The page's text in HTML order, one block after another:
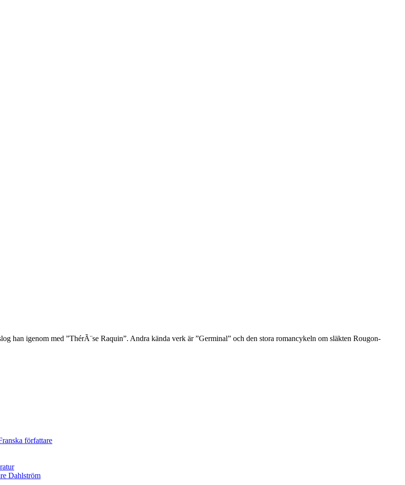
han igenom med ”ThérÃ¨se Raquin”. Andra kända verk är ”Germinal” och den stora romancykeln om släkten Rougon-